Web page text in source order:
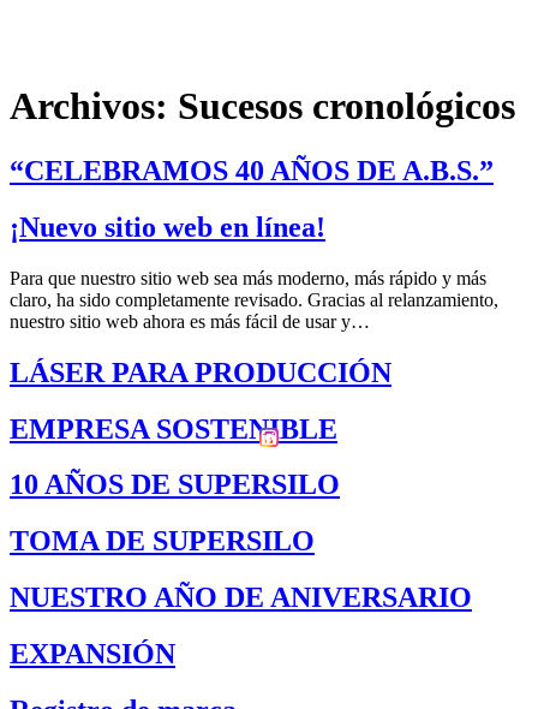
Archivos: Sucesos cronológicos
“CELEBRAMOS 40 AÑOS DE A.B.S.”
¡Nuevo sitio web en línea!
Para que nuestro sitio web sea más moderno, más rápido y más
claro, ha sido completamente revisado. Gracias al relanzamiento,
nuestro sitio web ahora es más fácil de usar y…
LÁSER PARA PRODUCCIÓN
EMPRESA SOSTENIBLE
10 AÑOS DE SUPERSILO
TOMA DE SUPERSILO
NUESTRO AÑO DE ANIVERSARIO
EXPANSIÓN